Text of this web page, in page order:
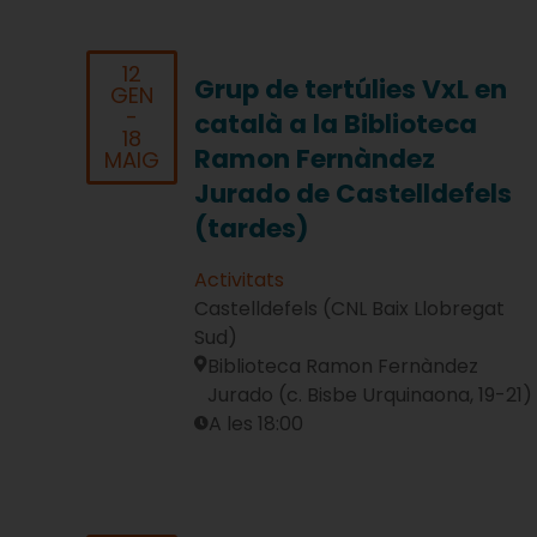
12
GEN
-
18
MAIG
Grup de tertúlies VxL en
català a la Biblioteca
Ramon Fernàndez
Jurado de Castelldefels
(tardes)
Activitats
Castelldefels (CNL Baix Llobregat
Sud)
Biblioteca Ramon Fernàndez
Jurado (c. Bisbe Urquinaona, 19-21)
A les 18:00